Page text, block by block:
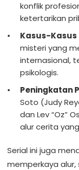
konflik
ketertarikan
Kasus-Kasus
misteri yang
internasional,
psikologis.
Peningkatan
Soto (Judy
dan Lev “Oz”
alur cerita
Serial ini juga
memperkaya alur,